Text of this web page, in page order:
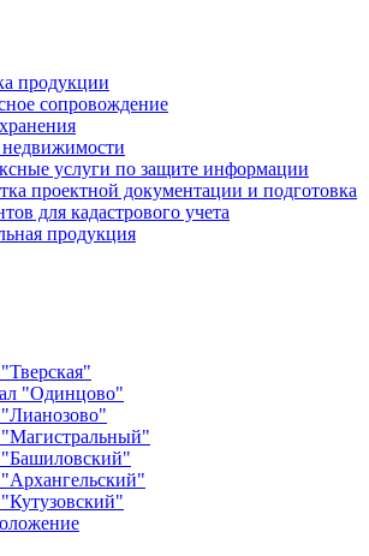
продукции
сопровождение
услуги по защите информации
проектной документации и подготовка
для кадастрового учета
продукция
"Одинцово"